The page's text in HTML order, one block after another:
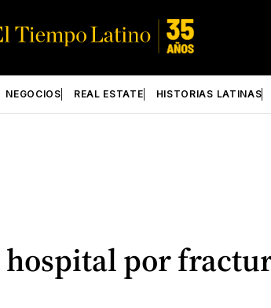
NEGOCIOS REAL ESTATE HISTORIAS LATINAS
por